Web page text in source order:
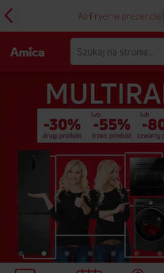
AirFryer w prezencie!